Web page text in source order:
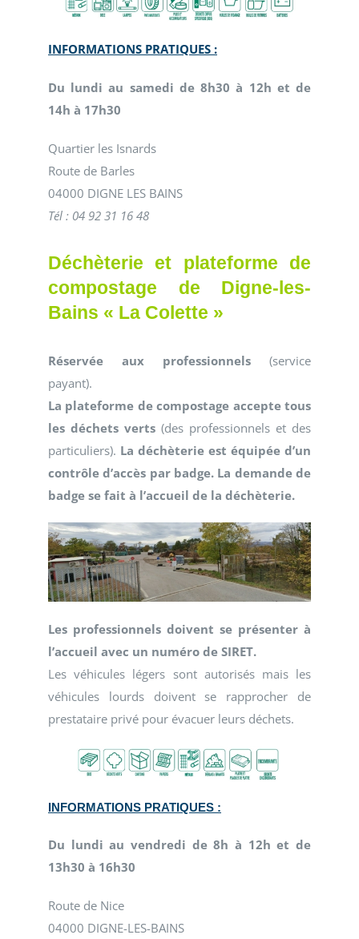
INFORMATIONS PRATIQUES :
Du lundi au samedi de 8h30 à 12h et de
14h à 17h30
Quartier les Isnards
Route de Barles
04000 DIGNE LES BAINS
Tél : 04 92 31 16 48
Déchèterie et plateforme de
compostage de Digne-les-
Bains « La Colette »
Réservée aux professionnels (service
payant).
La plateforme de compostage accepte tous
les déchets verts (des professionnels et des
particuliers). La déchèterie est équipée d’un
contrôle d’accès par badge. La demande de
badge se fait à l’accueil de la déchèterie.
Les professionnels doivent se présenter à
l’accueil avec un numéro de SIRET.
Les véhicules légers sont autorisés mais les
véhicules lourds doivent se rapprocher de
prestataire privé pour évacuer leurs déchets.
INFORMATIONS PRATIQUES :
Du lundi au vendredi de 8h à 12h et de
13h30 à 16h30
Route de Nice
04000 DIGNE-LES-BAINS